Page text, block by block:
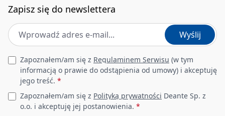
Regulacja wysokości
1225
Drążek
Materiał stal 304
Słuchawka
Zapisz się do newslettera
Adres e-mail *
Wyślij
Leave this field empty
Zapoznałem/am się z Regulaminem Serwisu (w tym
informacją o prawie do odstąpienia od umowy) i akceptuję
jego treść. *
Zapoznałem/am się z Polityką prywatności Deante Sp. z
o.o. i akceptuję jej postanowienia. *